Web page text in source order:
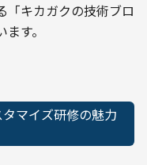
「キカガクの技術ブロ
す。
マイズ研修の魅力